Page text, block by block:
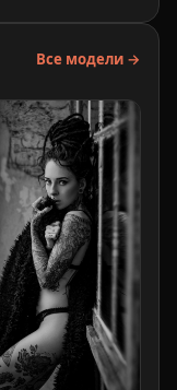
Все модели →